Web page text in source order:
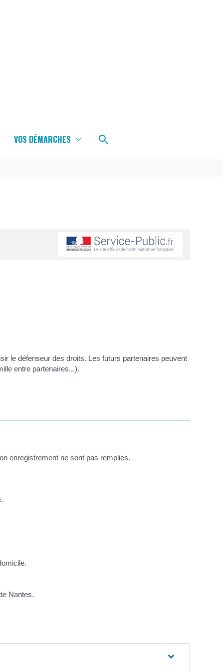
VOS DÉMARCHES Rechercher
le défenseur des droits. Les futurs partenaires peuvent
entre partenaires...).
enregistrement ne sont pas remplies.
Nantes.